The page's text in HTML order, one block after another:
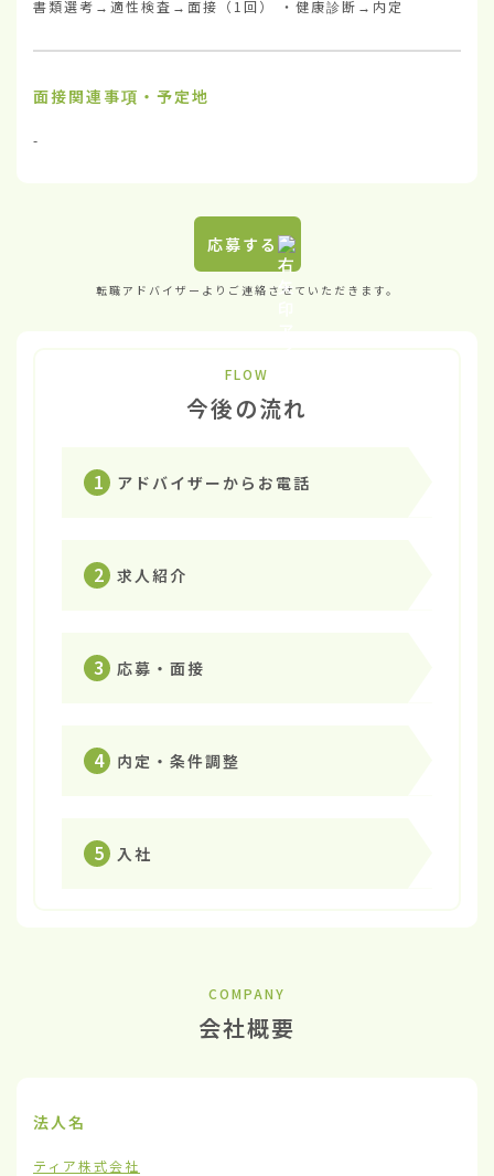
書類選考→適性検査→面接（1回） ・健康診断→内定
面接関連事項・予定地
-
応募する
転職アドバイザーよりご連絡させていただきます。
FLOW
今後の流れ
1 アドバイザーからお電話
2 求人紹介
3 応募・面接
4 内定・条件調整
5 入社
COMPANY
会社概要
法人名
ティア株式会社